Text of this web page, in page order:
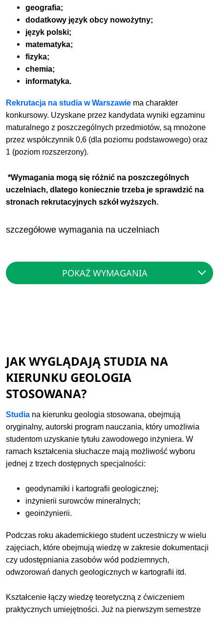
geografia;
dodatkowy język obcy nowożytny;
język polski;
matematyka;
fizyka;
chemia;
informatyka.
Rekrutacja na studia w Warszawie ma charakter
konkursowy. Uzyskane przez kandydata wyniki egzaminu
maturalnego z poszczególnych przedmiotów, są mnożone
przez współczynnik 0,6 (dla poziomu podstawowego) oraz
1 (poziom rozszerzony).
*Wymagania mogą się różnić na poszczególnych
uczelniach, dlatego koniecznie trzeba je sprawdzić na
stronach rekrutacyjnych szkół wyższych.
szczegółowe wymagania na uczelniach
POKAŻ WYMAGANIA
JAK WYGLĄDAJĄ STUDIA NA
KIERUNKU GEOLOGIA
STOSOWANA?
Studia na kierunku geologia stosowana, obejmują
oryginalny, autorski program nauczania, który umożliwia
studentom uzyskanie tytułu zawodowego inżyniera. W
ramach kształcenia słuchacze mają możliwość wyboru
jednej z trzech dostępnych specjalności:
geodynamiki i kartografii geologicznej;
inżynierii surowców mineralnych;
geoinżynierii.
Podczas roku akademickiego student uczestniczy w wielu
zajęciach, które obejmują wiedzę w zakresie dokumentacji
czy udostępniania zasobów wód podziemnych,
odwzorowań danych geologicznych w kartografii itd.
Kształcenie łączy wiedzę teoretyczną z ćwiczeniem
praktycznych umiejętności. Już na pierwszym semestrze